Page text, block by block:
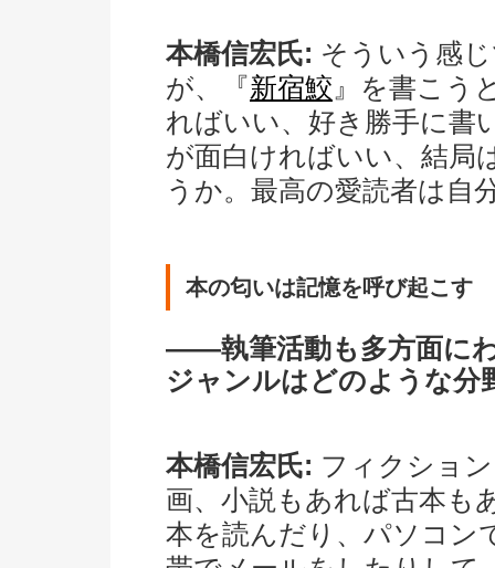
本橋信宏氏: そういう感
が、『新宿鮫 』を書こう
ればいい、好き勝手に書
が面白ければいい、結局
うか。最高の愛読者は自
本の匂いは記憶を呼び起こす
――執筆活動も多方面に
ジャンルはどのような分
本橋信宏氏: フィクショ
画、小説もあれば古本も
本を読んだり、パソコン